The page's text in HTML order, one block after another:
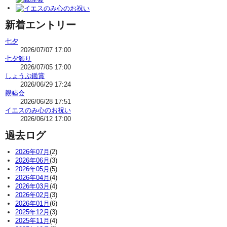
新着エントリー
七夕
2026/07/07 17:00
七夕飾り
2026/07/05 17:00
しょうぶ鑑賞
2026/06/29 17:24
親睦会
2026/06/28 17:51
イエスのみ心のお祝い
2026/06/12 17:00
過去ログ
2026年07月 (2)
2026年06月 (3)
2026年05月 (5)
2026年04月 (4)
2026年03月 (4)
2026年02月 (3)
2026年01月 (6)
2025年12月 (3)
2025年11月 (4)